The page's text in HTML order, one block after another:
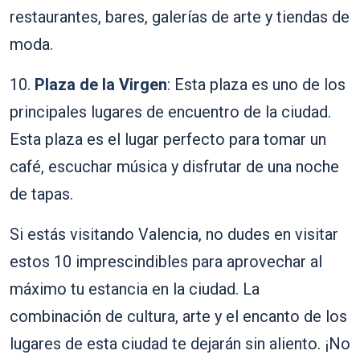
restaurantes, bares, galerías de arte y tiendas de
moda.
10. Plaza de la Virgen: Esta plaza es uno de los
principales lugares de encuentro de la ciudad.
Esta plaza es el lugar perfecto para tomar un
café, escuchar música y disfrutar de una noche
de tapas.
Si estás visitando Valencia, no dudes en visitar
estos 10 imprescindibles para aprovechar al
máximo tu estancia en la ciudad. La
combinación de cultura, arte y el encanto de los
lugares de esta ciudad te dejarán sin aliento. ¡No